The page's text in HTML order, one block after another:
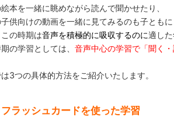
本を一緒に眺めながら読んで聞かせたり、
供向けの動画を一緒に見てみるのも子ともに
この時期は音声を積極的に吸収するのに適した
の学習としては、 音声中心の学習で「聞く・
3つの具体的方法をご紹介いたします。
フラッシュカードを使った学習